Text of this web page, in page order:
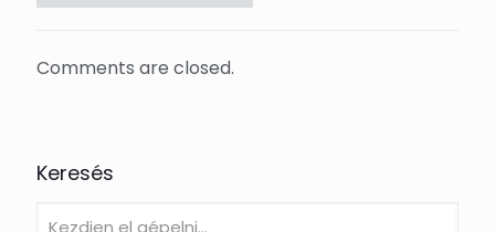
Comments are closed.
Keresés